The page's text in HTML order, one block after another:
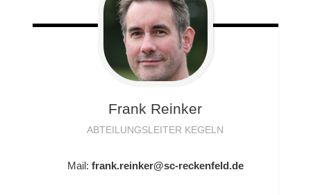
Frank Reinker
ABTEILUNGSLEITER KEGELN
Mail: frank.reinker@sc-reckenfeld.de